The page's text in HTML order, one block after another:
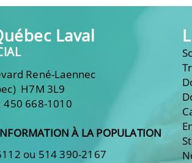
Laval
René-Laennec
H7M 3L9
450 668-1010
À LA POPULATION
ou 514 390-2167